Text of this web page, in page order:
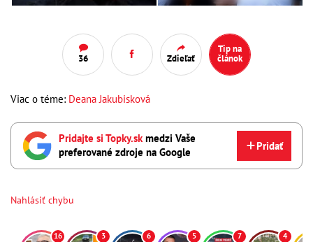
36 Zdieľať
Tip na
článok
Viac o téme: Deana Jakubisková
Pridajte si Topky.skmedzi Vaše
preferované zdroje na Google
Pridať
Nahlásiť chybu
16 3 6 5 7 4